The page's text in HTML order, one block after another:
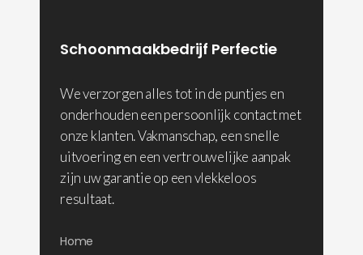
Schoonmaakbedrijf Perfectie
We verzorgen alles tot in de puntjes en
onderhouden een persoonlijk contact met
onze klanten. Vakmanschap, een snelle
uitvoering en een vertrouwelijke aanpak
zijn uw garantie op een vlekkeloos
resultaat.
Home